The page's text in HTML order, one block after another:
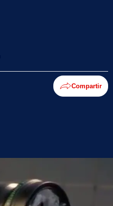
Compartir